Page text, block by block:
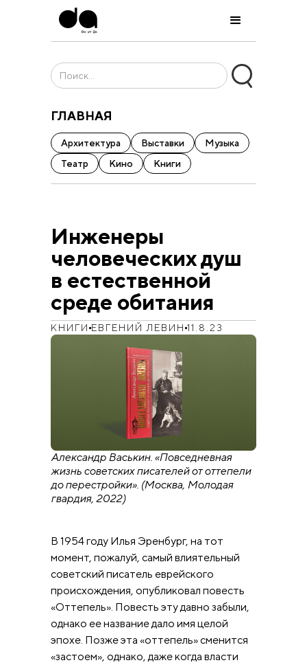
ГЛАВНАЯ
Архитектура Выставки
Музыка
Театр
Кино Книги
Инженеры
человеческих душ
в естественной
среде обитания
КНИГИ ЕВГЕНИЙ ЛЕВИН 11.8.23
Александр Васькин. «Повседневная
жизнь советских писателей от оттепели
до перестройки». (Москва, Молодая
гвардия, 2022)
В 1954 году Илья Эренбург, на тот
момент, пожалуй, самый влиятельный
советский писатель еврейского
происхождения, опубликовал повесть
«Оттепель». Повесть эту давно забыли,
однако ее название дало имя целой
эпохе. Позже эта «оттепель» сменится
«застоем», однако, даже когда власти